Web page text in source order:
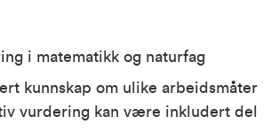
i matematikk og naturfag
kunnskap om ulike arbeidsmåter
vurdering kan være inkludert del